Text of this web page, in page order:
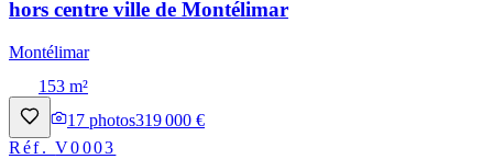
hors centre ville de Montélimar
Montélimar
153 m²
17 photos319 000 €
Réf.V0003